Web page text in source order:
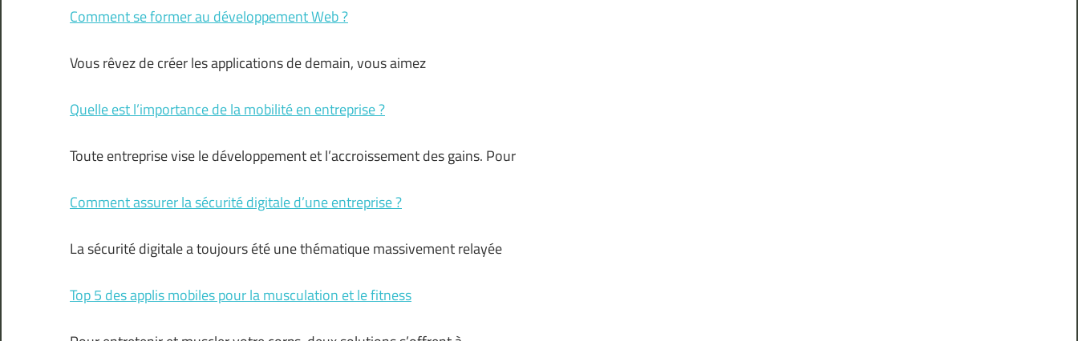
Comment se former au développement Web ?
Vous rêvez de créer les applications de demain, vous aimez
Quelle est l’importance de la mobilité en entreprise ?
Toute entreprise vise le développement et l’accroissement des gains. Pour
Comment assurer la sécurité digitale d’une entreprise ?
La sécurité digitale a toujours été une thématique massivement relayée
Top 5 des applis mobiles pour la musculation et le fitness